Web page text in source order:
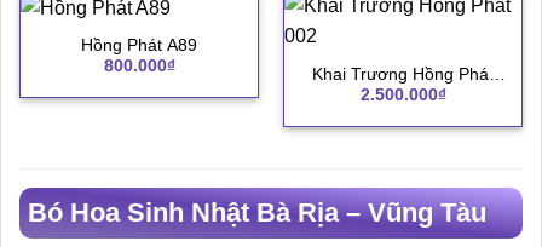
Hồng Phát A89
800.000₫
Khai Trương Hồng Phát
002
2.500.000₫
Bó Hoa Sinh Nhật Bà Rịa – Vũng Tàu